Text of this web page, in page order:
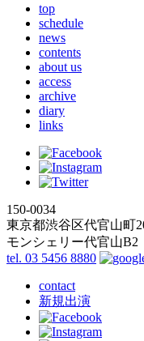
top
schedule
news
contents
about us
access
archive
diary
links
150-0034
東京都渋谷区代官山町
モンシェリー代官山B2
tel. 03 5456 8880
contact
新規出演